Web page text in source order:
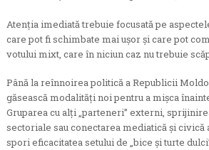
Atenția imediată trebuie focusată pe
care pot fi schimbate mai ușor și care pot
votului mixt, care în niciun caz nu trebuie
Până la reînnoirea politică a Republicii
găsească modalități noi pentru a mișca
Gruparea cu alți „parteneri” externi,
sectoriale sau conectarea mediatică și civică
spori eficacitatea setului de „bice şi turte